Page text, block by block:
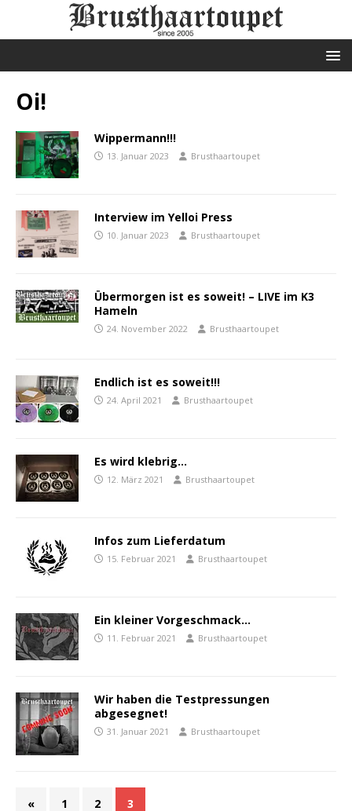
Oi!
Wippermann!!!
13. Januar 2023 Brusthaartoupet
Interview im Yelloi Press
10. Januar 2023 Brusthaartoupet
Übermorgen ist es soweit! – LIVE im K3
Hameln
24. November 2022 Brusthaartoupet
Endlich ist es soweit!!!
24. April 2021 Brusthaartoupet
Es wird klebrig…
12. März 2021 Brusthaartoupet
Infos zum Lieferdatum
15. Februar 2021 Brusthaartoupet
Ein kleiner Vorgeschmack…
11. Februar 2021 Brusthaartoupet
Wir haben die Testpressungen
abgesegnet!
31. Januar 2021 Brusthaartoupet
« 1 2 3